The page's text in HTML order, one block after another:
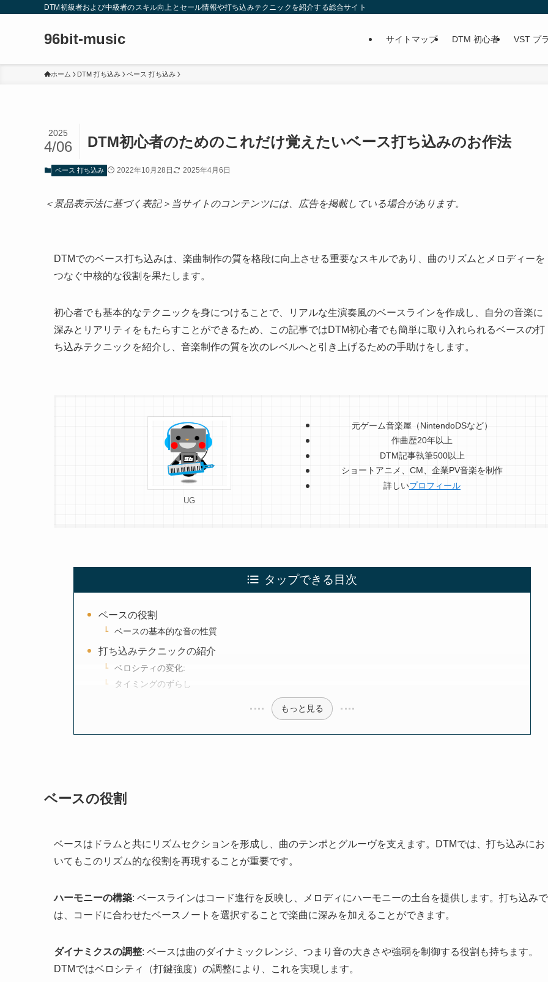
DTM初級者および中級者のスキル向上とセール情報や打ち込みテクニックを紹介する総合サイト
96bit-music サイトマップ DTM 初心者 VST プ
ホーム DTM 打ち込み ベース 打ち込み
DTM初心者のためのこれだけ覚えたいベース打ち込みのお作法
2025
4/06
ベース 打ち込み 2022年10月28日 2025年4月6日
＜景品表示法に基づく表記＞当サイトのコンテンツには、広告を掲載している場合があります。
DTMでのベース打ち込みは、楽曲制作の質を格段に向上させる重要なスキルであり、曲のリズムとメロディーを
つなぐ中核的な役割を果たします。
初心者でも基本的なテクニックを身につけることで、リアルな生演奏風のベースラインを作成し、自分の音楽に
深みとリアリティをもたらすことができるため、この記事ではDTM初心者でも簡単に取り入れられるベースの打
ち込みテクニックを紹介し、音楽制作の質を次のレベルへと引き上げるための手助けをします。
UG
元ゲーム音楽屋（NintendoDSなど）
作曲歴20年以上
DTM記事執筆500以上
ショートアニメ、CM、企業PV音楽を制作
詳しいプロフィール
タップできる目次
ベースの役割
ベースの基本的な音の性質
打ち込みテクニックの紹介
ベロシティの変化:
タイミングのずらし
もっと見る
ベースの役割
ベースはドラムと共にリズムセクションを形成し、曲のテンポとグルーヴを支えます。DTMでは、打ち込みにお
いてもこのリズム的な役割を再現することが重要です。
ハーモニーの構築: ベースラインはコード進行を反映し、メロディにハーモニーの土台を提供します。打ち込みで
は、コードに合わせたベースノートを選択することで楽曲に深みを加えることができます。
ダイナミクスの調整: ベースは曲のダイナミックレンジ、つまり音の大きさや強弱を制御する役割も持ちます。
DTMではベロシティ（打鍵強度）の調整により、これを実現します。